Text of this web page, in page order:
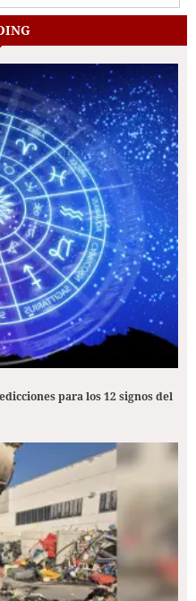
para los 12 signos del